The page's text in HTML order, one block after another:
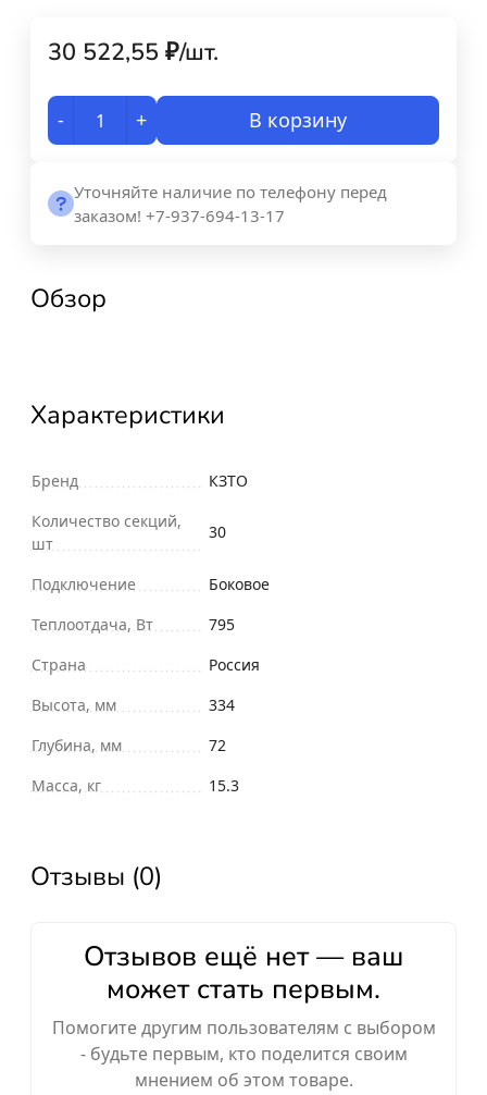
30 522,55 ₽/шт.
- + В корзину
Уточняйте наличие по телефону перед
заказом! +7-937-694-13-17
Обзор
Характеристики
Бренд
КЗТО
Количество секций,
шт
30
Подключение
Боковое
Теплоотдача, Вт
795
Страна
Россия
Высота, мм
334
Глубина, мм
72
Масса, кг
15.3
Отзывы (0)
Отзывов ещё нет — ваш
может стать первым.
Помогите другим пользователям с выбором
- будьте первым, кто поделится своим
мнением об этом товаре.